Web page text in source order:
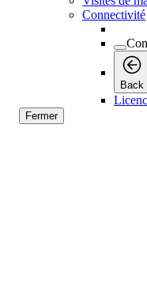
Connectivité
Back
Fermer